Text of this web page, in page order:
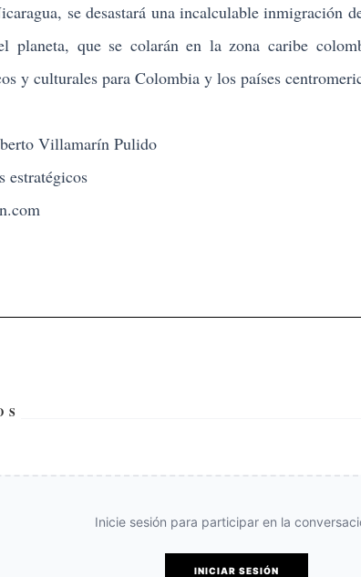
se desastará una incalculable inmigración
planeta, que se colarán en la zona caribe
y culturales para Colombia y los países
Villamarín Pulido
estratégicos
Inicie sesión para participar en la
INICIAR SESIÓN